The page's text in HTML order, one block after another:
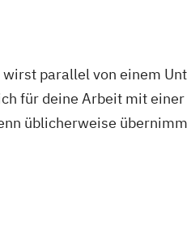
parallel von einem
für deine Arbeit mit
üblicherweise